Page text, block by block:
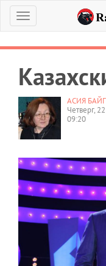
Меню
АСИЯ
Четверг,
09:20